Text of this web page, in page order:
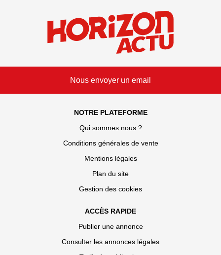
Nous envoyer un email
NOTRE PLATEFORME
Qui sommes nous ?
Conditions générales de vente
Mentions légales
Plan du site
Gestion des cookies
ACCÈS RAPIDE
Publier une annonce
Consulter les annonces légales